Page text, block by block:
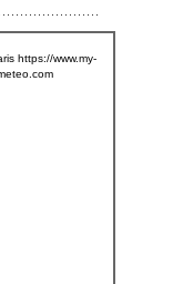
https://www.my-